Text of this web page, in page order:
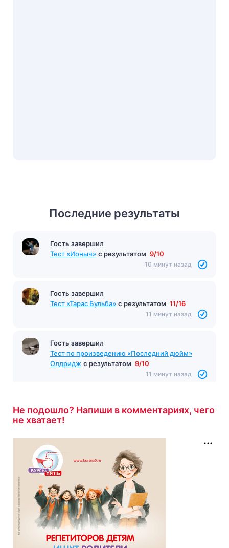
Последние результаты
Гость завершил
Тест «Ионыч» с результатом 9/10
10 минут назад
Гость завершил
Тест «Тарас Бульба» с результатом 11/16
11 минут назад
Гость завершил
Тест по произведению «Последний дюйм»
Олдридж с результатом 9/10
11 минут назад
Не подошло? Напиши в комментариях, чего
не хватает!